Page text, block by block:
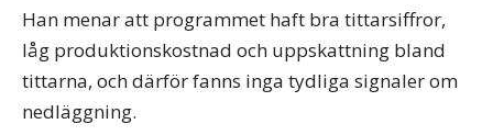
Han menar att programmet haft bra tittarsiffror,
låg produktionskostnad och uppskattning bland
tittarna, och därför fanns inga tydliga signaler om
nedläggning.